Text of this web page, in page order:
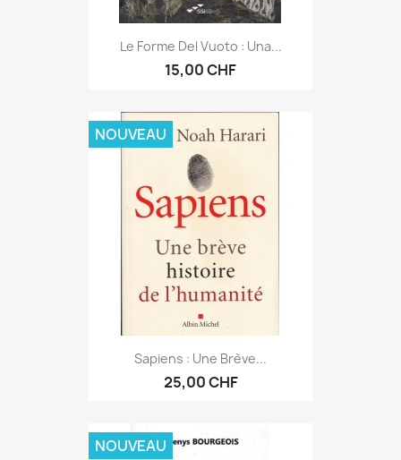
Le Forme Del Vuoto : Una...
15,00 CHF
Sapiens : Une Brève...
25,00 CHF
NOUVEAU
NOUVEAU